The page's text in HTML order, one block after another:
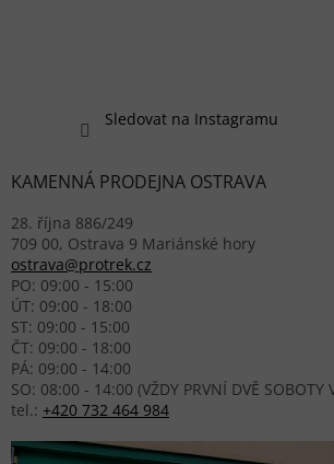
Sledovat na Instagramu
KAMENNÁ PRODEJNA OSTRAVA
28. října 886/249
709 00, Ostrava 9 Mariánské hory
ostrava@protrek.cz
PO: 09:00 - 15:00
ÚT: 09:00 - 18:00
ST: 09:00 - 15:00
ČT: 09:00 - 18:00
PÁ: 09:00 - 14:00
SO: 08:00 - 14:00 (VŽDY PRVNÍ DVĚ SOBOTY
tel.: +420 732 464 984